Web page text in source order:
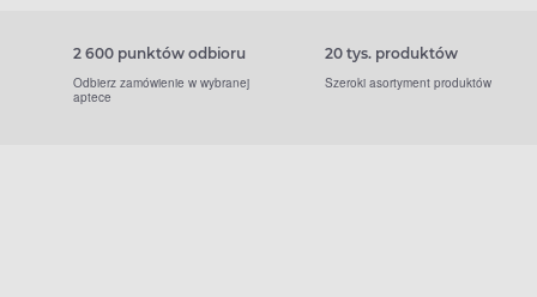
2 600 punktów odbioru
Odbierz zamówienie w wybranej
aptece
20 tys. produktów
Szeroki asortyment produktów